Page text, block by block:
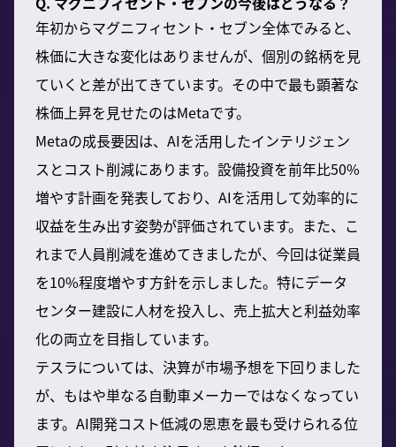
年初からマグニフィセント・セブン全体でみると、
株価に大きな変化はありませんが、個別の銘柄を見
ていくと差が出てきています。その中で最も顕著な
株価上昇を見せたのはMetaです。
Metaの成長要因は、AIを活用したインテリジェン
スとコスト削減にあります。設備投資を前年比50%
増やす計画を発表しており、AIを活用して効率的に
収益を生み出す姿勢が評価されています。また、こ
れまで人員削減を進めてきましたが、今回は従業員
を10%程度増やす方針を示しました。特にデータ
センター建設に人材を投入し、売上拡大と利益効率
化の両立を目指しています。
テスラについては、決算が市場予想を下回りました
が、もはや単なる自動車メーカーではなくなってい
ます。AI開発コスト低減の恩恵を最も受けられる位